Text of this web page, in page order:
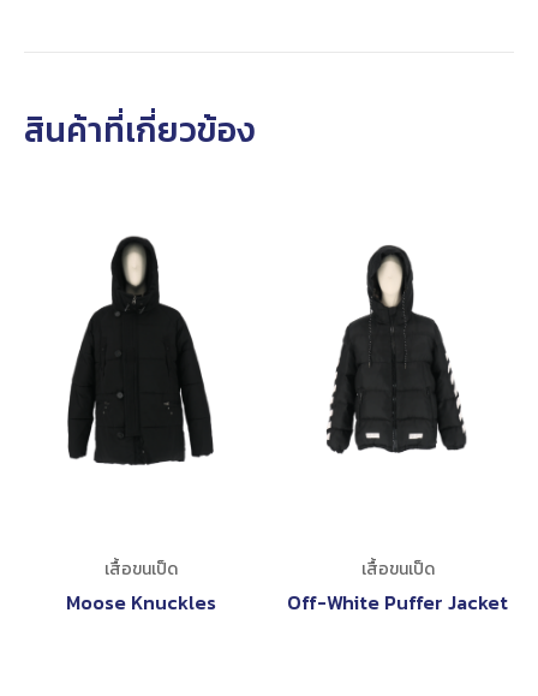
สินค้าที่เกี่ยวข้อง
เสื้อขนเป็ด
Moose Knuckles
เสื้อขนเป็ด
Off-White Puffer Jacket